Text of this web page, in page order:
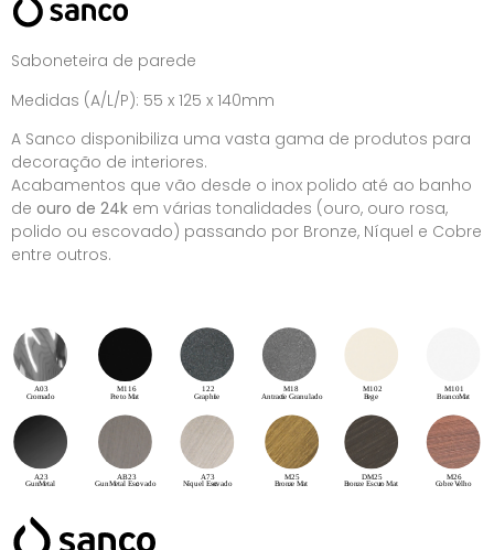
Saboneteira de parede
Medidas (A/L/P): 55 x 125 x 140mm
A Sanco disponibiliza uma vasta gama de produtos para
decoração de interiores.
Acabamentos que vão desde o inox polido até ao banho
de ouro de 24k em várias tonalidades (ouro, ouro rosa,
polido ou escovado) passando por Bronze, Níquel e Cobre
entre outros.